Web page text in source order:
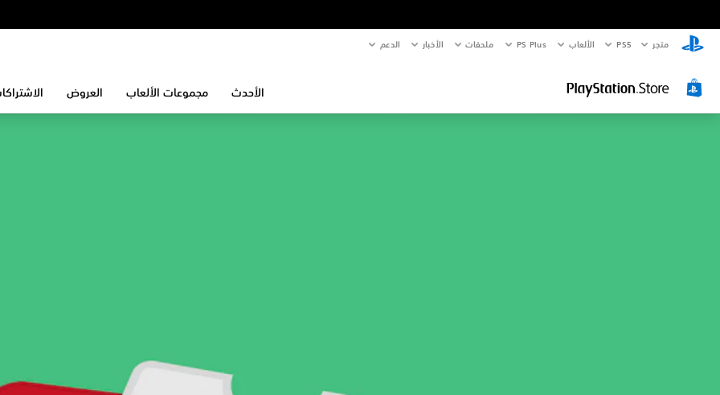
متجر PS5‏ الألعاب PS Plus ملحقات الأخبار الدعم
الأحدث مجموعات الألعاب العروض